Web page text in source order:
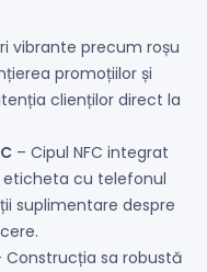
vibrante precum roșu
promoțiilor și
clienților direct la
– Cipul NFC integrat
eticheta cu telefonul
suplimentare despre
Construcția sa robustă